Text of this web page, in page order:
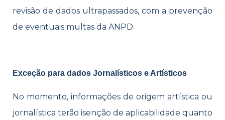
revisão de dados ultrapassados, com a prevenção
de eventuais multas da ANPD.
Exceção para dados Jornalísticos e Artísticos
No momento, informações de origem artística ou
jornalística terão isenção de aplicabilidade quanto